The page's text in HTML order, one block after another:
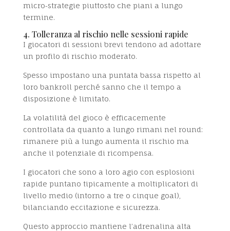
micro‑strategie piuttosto che piani a lungo
termine.
4. Tolleranza al rischio nelle sessioni rapide
I giocatori di sessioni brevi tendono ad adottare
un profilo di rischio moderato.
Spesso impostano una puntata bassa rispetto al
loro bankroll perché sanno che il tempo a
disposizione è limitato.
La volatilità del gioco è efficacemente
controllata da quanto a lungo rimani nel round:
rimanere più a lungo aumenta il rischio ma
anche il potenziale di ricompensa.
I giocatori che sono a loro agio con esplosioni
rapide puntano tipicamente a moltiplicatori di
livello medio (intorno a tre o cinque goal),
bilanciando eccitazione e sicurezza.
Questo approccio mantiene l’adrenalina alta